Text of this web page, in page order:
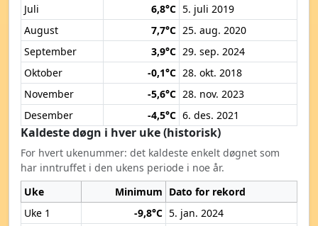
Juli
6,8°C 5. juli 2019
August
7,7°C 25. aug. 2020
September
3,9°C 29. sep. 2024
Oktober
-0,1°C 28. okt. 2018
November
-5,6°C 28. nov. 2023
Desember
-4,5°C 6. des. 2021
Kaldeste døgn i hver uke (historisk)
For hvert ukenummer: det kaldeste enkelt døgnet som
har inntruffet i den ukens periode i noe år.
Uke
Minimum Dato for rekord
Uke 1
-9,8°C 5. jan. 2024